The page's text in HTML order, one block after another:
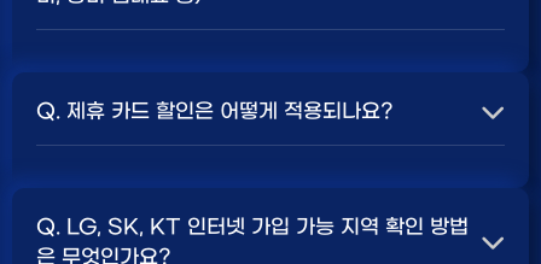
가입할 때현금 사은품
세요.
청구되는 경우가 많습니다. 다만, 인터넷 상품 및 프로모션
책 확인 필수.
Q. 제휴 카드 할인은 어떻게 적용되나요?
에서 일정 금액이 할인됩니다. 할인 금액과 조건은 카드사
Q. LG, SK, KT 인터넷 가입 가능 지역 확인 방법
은 무엇인가요?